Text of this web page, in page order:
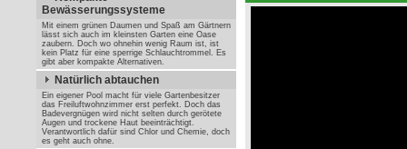
Bewässerungssysteme
Mit einem grünen Daumen und Spaß am Gärtnern
lässt sich auch im kleinsten Garten eine Oase
zaubern. Doch wo ohnehin wenig Raum ist, ist
kein Platz für eine sperrige Schlauchtrommel. Es
gibt aber kompakte Alternativen.
Natürlich abtauchen
Ein eigener Pool macht für viele Gartenbesitzer
das Freiluftwohnzimmer erst perfekt. Doch das
Badevergnügen wird nicht selten durch gerötete
Augen und trockene Haut beeinträchtigt.
Verantwortlich dafür sind Chlor und Chemie, doch
es geht auch ohne.